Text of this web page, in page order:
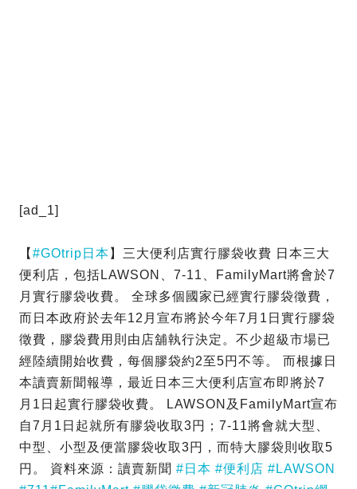
[ad_1]
【 #GOtrip日本 】三大便利店實行膠袋收費 日本三大
便利店，包括LAWSON、7-11、FamilyMart將會於7
月實行膠袋收費。 全球多個國家已經實行膠袋徵費，
而日本政府於去年12月宣布將於今年7月1日實行膠袋
徵費，膠袋費用則由店舖執行決定。不少超級市場已
經陸續開始收費，每個膠袋約2至5円不等。 而根據日
本讀賣新聞報導，最近日本三大便利店宣布即將於7
月1日起實行膠袋收費。 LAWSON及FamilyMart宣布
自7月1日起就所有膠袋收取3円；7-11將會就大型、
中型、小型及便當膠袋收取3円，而特大膠袋則收取5
円。 資料來源：讀賣新聞 #日本 #便利店 #LAWSON